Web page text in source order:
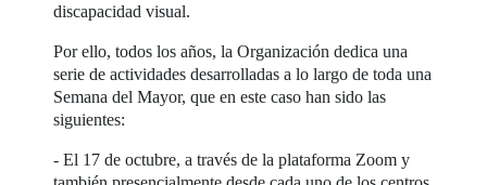
discapacidad visual.
Por ello, todos los años, la Organización dedica una
serie de actividades desarrolladas a lo largo de toda una
Semana del Mayor, que en este caso han sido las
siguientes:
- El 17 de octubre, a través de la plataforma Zoom y